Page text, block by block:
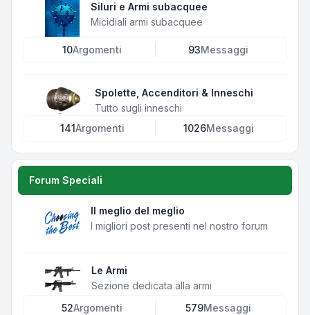
Siluri e Armi subacquee
Micidiali armi subacquee
10Argomenti 93Messaggi
Spolette, Accenditori & Inneschi
Tutto sugli inneschi
141Argomenti 1026Messaggi
Forum Speciali
Il meglio del meglio
I migliori post presenti nel nostro forum
Le Armi
Sezione dedicata alla armi
52Argomenti 579Messaggi